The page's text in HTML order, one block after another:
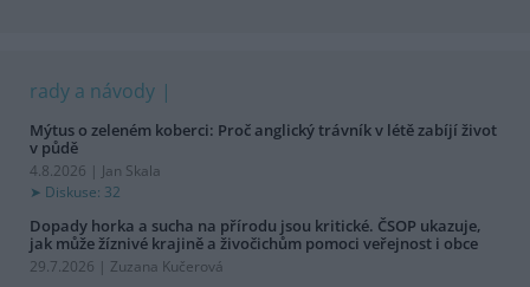
rady a návody
Mýtus o zeleném koberci: Proč anglický trávník v létě zabíjí život
v půdě
4.8.2026 | Jan Skala
Diskuse: 32
Dopady horka a sucha na přírodu jsou kritické. ČSOP ukazuje,
jak může žíznivé krajině a živočichům pomoci veřejnost i obce
29.7.2026 | Zuzana Kučerová